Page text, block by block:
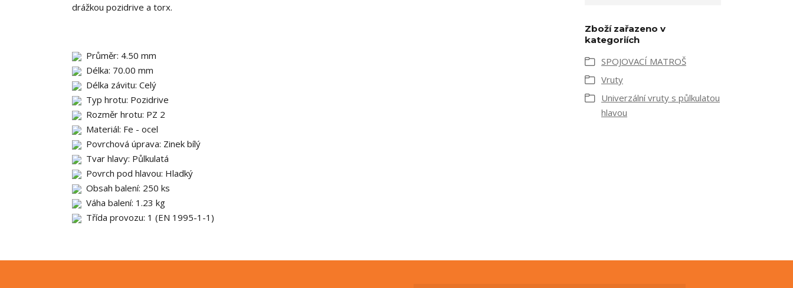
drážkou pozidrive a torx.
Průměr: 4.50 mm
Délka: 70.00 mm
Délka závitu: Celý
Typ hrotu: Pozidrive
Rozměr hrotu: PZ 2
Materiál: Fe - ocel
Povrchová úprava: Zinek bílý
Tvar hlavy: Půlkulatá
Povrch pod hlavou: Hladký
Obsah balení: 250 ks
Váha balení: 1.23 kg
Třída provozu: 1 (EN 1995-1-1)
Zboží zařazeno v
kategoriích
SPOJOVACÍ MATROŠ
Vruty
Univerzální vruty s půlkulatou
hlavou